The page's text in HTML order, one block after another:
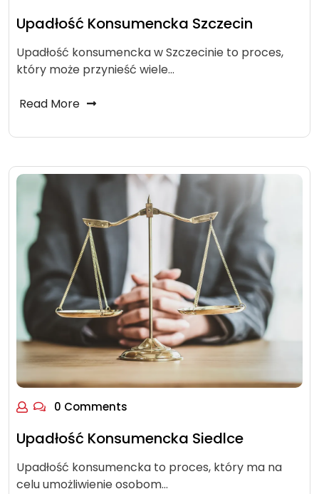
Upadłość Konsumencka Szczecin
Upadłość konsumencka w Szczecinie to proces,
który może przynieść wiele…
Read More
0 Comments
Upadłość Konsumencka Siedlce
Upadłość konsumencka to proces, który ma na
celu umożliwienie osobom…